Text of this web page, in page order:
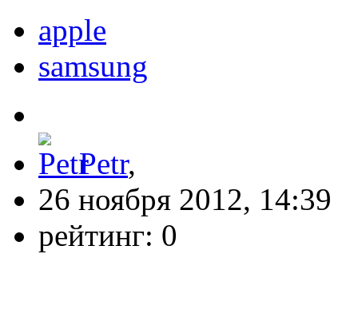
apple
samsung
Petr,
26 ноября 2012, 14:39
рейтинг: 0